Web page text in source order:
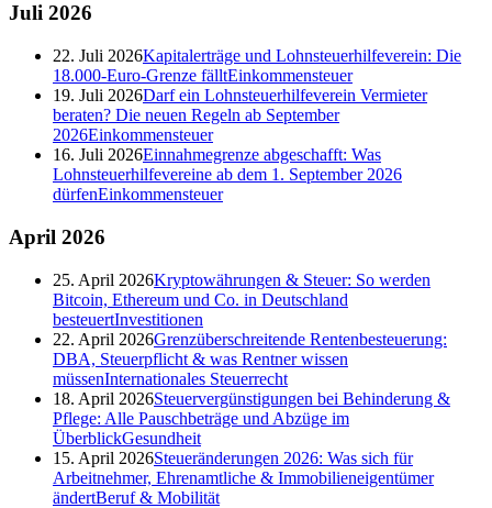
Juli 2026
22. Juli 2026Kapitalerträge und Lohnsteuerhilfeverein: Die
18.000-Euro-Grenze fälltEinkommensteuer
19. Juli 2026Darf ein Lohnsteuerhilfeverein Vermieter
beraten? Die neuen Regeln ab September
2026Einkommensteuer
16. Juli 2026Einnahmegrenze abgeschafft: Was
Lohnsteuerhilfevereine ab dem 1. September 2026
dürfenEinkommensteuer
April 2026
25. April 2026Kryptowährungen & Steuer: So werden
Bitcoin, Ethereum und Co. in Deutschland
besteuertInvestitionen
22. April 2026Grenzüberschreitende Rentenbesteuerung:
DBA, Steuerpflicht & was Rentner wissen
müssenInternationales Steuerrecht
18. April 2026Steuervergünstigungen bei Behinderung &
Pflege: Alle Pauschbeträge und Abzüge im
ÜberblickGesundheit
15. April 2026Steueränderungen 2026: Was sich für
Arbeitnehmer, Ehrenamtliche & Immobilieneigentümer
ändertBeruf & Mobilität